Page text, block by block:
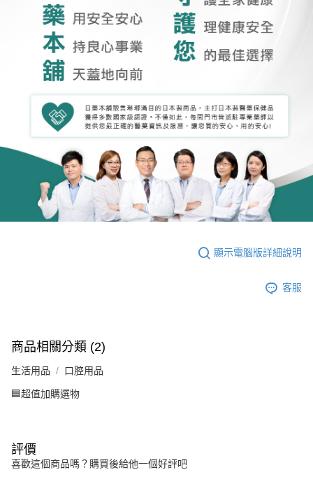
顯示電腦版詳細說明
客服
商品相關分類 (2)
生活用品 口腔用品
🟦超值加購選物
評價
喜歡這個商品嗎？購買後給他一個好評吧